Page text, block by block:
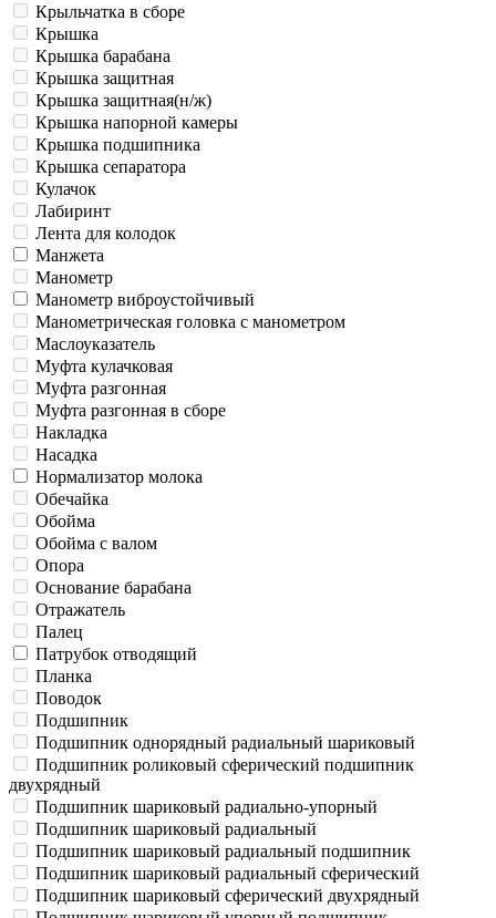
Крыльчатка в сборе
Крышка
Крышка барабана
Крышка защитная
Крышка защитная(н/ж)
Крышка напорной камеры
Крышка подшипника
Крышка сепаратора
Кулачок
Лабиринт
Лента для колодок
Манжета
Манометр
Манометр виброустойчивый
Манометрическая головка c манометром
Маслоуказатель
Муфта кулачковая
Муфта разгонная
Муфта разгонная в сборе
Накладка
Насадка
Нормализатор молока
Обечайка
Обойма
Обойма с валом
Опора
Основание барабана
Отражатель
Палец
Патрубок отводящий
Планка
Поводок
Подшипник
Подшипник однорядный радиальный шариковый
Подшипник роликовый сферический подшипник
двухрядный
Подшипник шариковый радиально-упорный
Подшипник шариковый радиальный
Подшипник шариковый радиальный подшипник
Подшипник шариковый радиальный сферический
Подшипник шариковый сферический двухрядный